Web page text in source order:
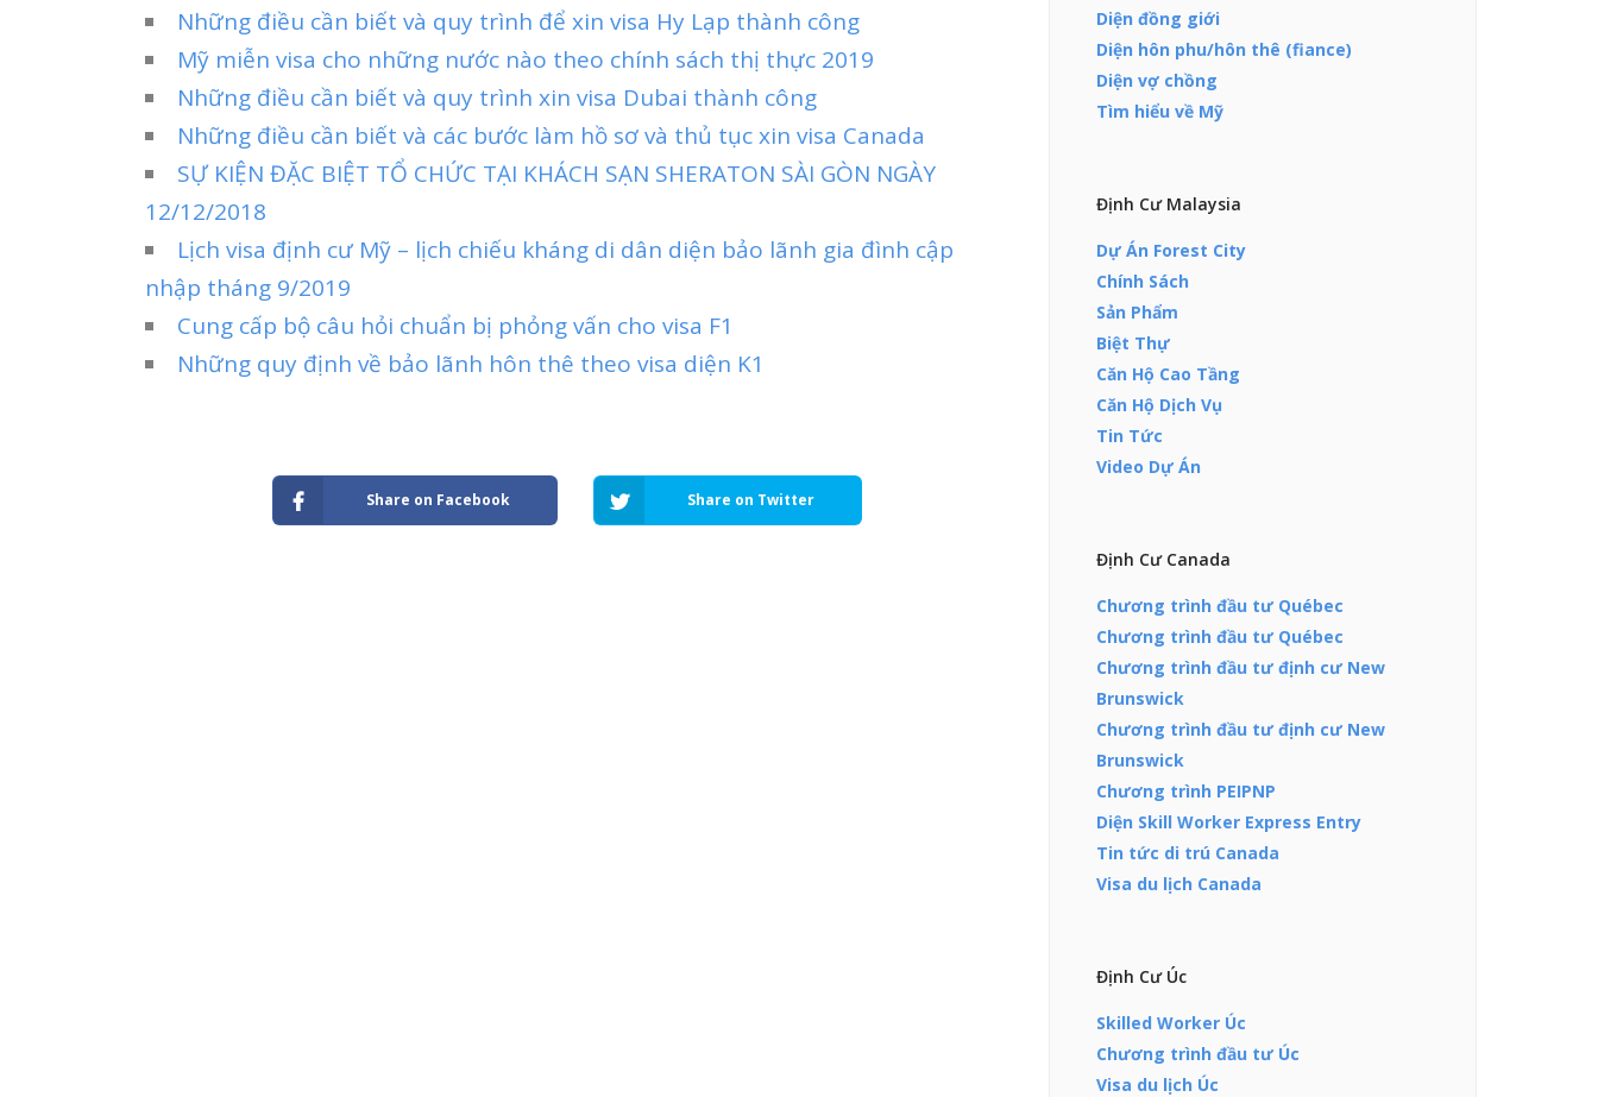
Những điều cần biết và quy trình để xin visa Hy Lạp thành công
Mỹ miễn visa cho những nước nào theo chính sách thị thực 2019
Những điều cần biết và quy trình xin visa Dubai thành công
Những điều cần biết và các bước làm hồ sơ và thủ tục xin visa Canada
SỰ KIỆN ĐẶC BIỆT TỔ CHỨC TẠI KHÁCH SẠN SHERATON SÀI GÒN NGÀY
12/12/2018
Lịch visa định cư Mỹ – lịch chiếu kháng di dân diện bảo lãnh gia đình cập
nhập tháng 9/2019
Cung cấp bộ câu hỏi chuẩn bị phỏng vấn cho visa F1
Những quy định về bảo lãnh hôn thê theo visa diện K1
Share on Facebook Share on Twitter
Diện đồng giới
Diện hôn phu/hôn thê (fiance)
Diện vợ chồng
Tìm hiểu về Mỹ
Định Cư Malaysia
Dự Án Forest City
Chính Sách
Sản Phẩm
Biệt Thự
Căn Hộ Cao Tầng
Căn Hộ Dịch Vụ
Tin Tức
Video Dự Án
Định Cư Canada
Chương trình đầu tư Québec
Chương trình đầu tư Québec
Chương trình đầu tư định cư New
Brunswick
Chương trình đầu tư định cư New
Brunswick
Chương trình PEIPNP
Diện Skill Worker Express Entry
Tin tức di trú Canada
Visa du lịch Canada
Định Cư Úc
Skilled Worker Úc
Chương trình đầu tư Úc
Visa du lịch Úc